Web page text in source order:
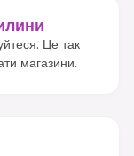
Це так
магазини.